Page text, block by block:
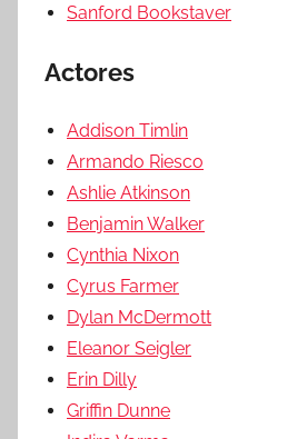
Sanford Bookstaver
Actores
Addison Timlin
Armando Riesco
Ashlie Atkinson
Benjamin Walker
Cynthia Nixon
Cyrus Farmer
Dylan McDermott
Eleanor Seigler
Erin Dilly
Griffin Dunne